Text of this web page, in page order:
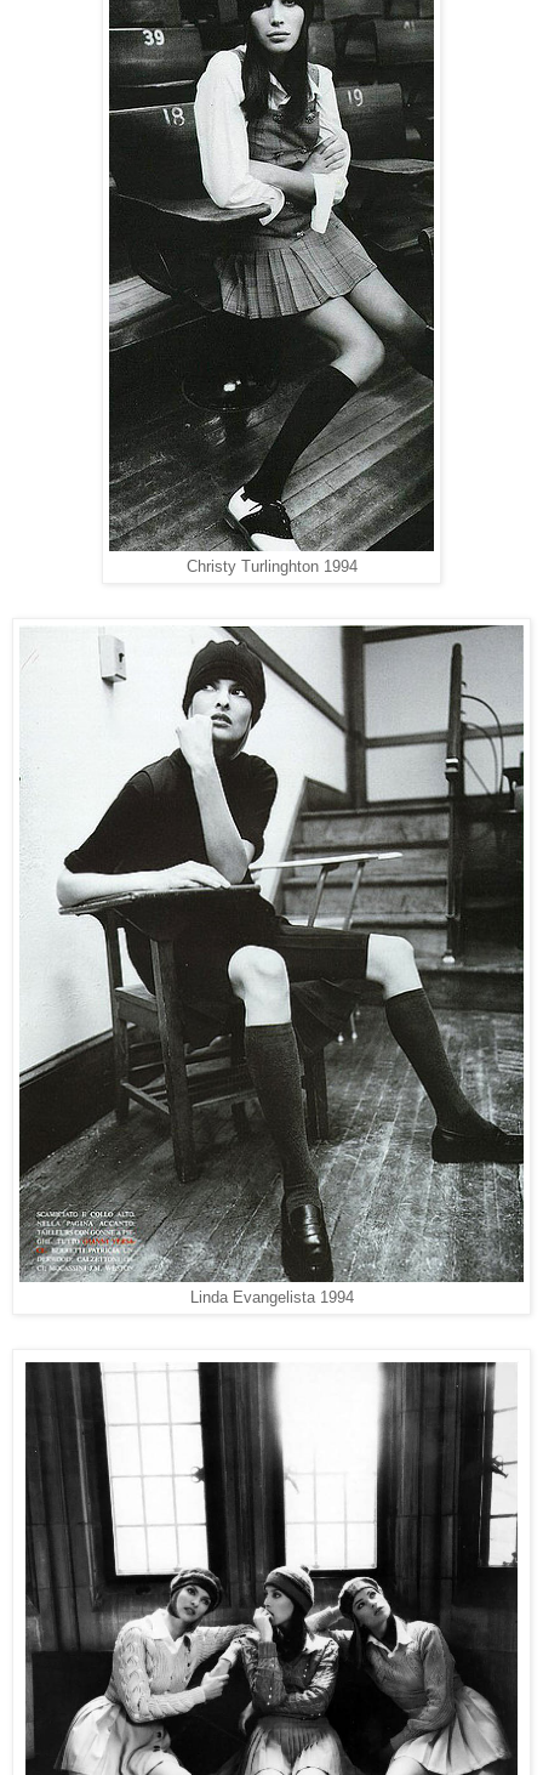
Christy Turlinghton 1994
Linda Evangelista 1994